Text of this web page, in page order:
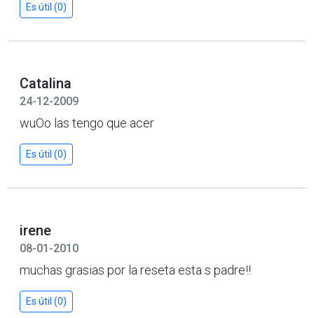
Es útil (0)
Catalina
24-12-2009
wuOo las tengo que acer
Es útil (0)
irene
08-01-2010
muchas grasias por la reseta esta s padre!!
Es útil (0)